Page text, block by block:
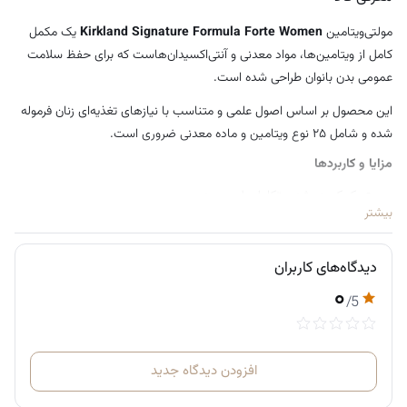
مولتی‌ویتامینKirkland Signature Formula Forte Womenیک مکمل
کامل از ویتامین‌ها، مواد معدنی و آنتی‌اکسیدان‌هاست که برای حفظ سلامت
عمومی بدن بانوان طراحی شده است.
این محصول بر اساس اصول علمی و متناسب با نیازهای تغذیه‌ای زنان فرموله
شده و شامل ۲۵ نوع ویتامین و ماده معدنی ضروری است.
مزایا و کاربردها
حمایت از سیستم ایمنی
کمک به حفظ سلامت پوست
کمک به حفظ سلامت استخوان‌ها و کاهش خطر پوکی استخوان
کاهش خطر ابتلا به پوکی استخوان کمک کند.
ترکیبات اصلی
بیشتر
دیدگاه‌های کاربران
۰/5
افزودن دیدگاه جدید